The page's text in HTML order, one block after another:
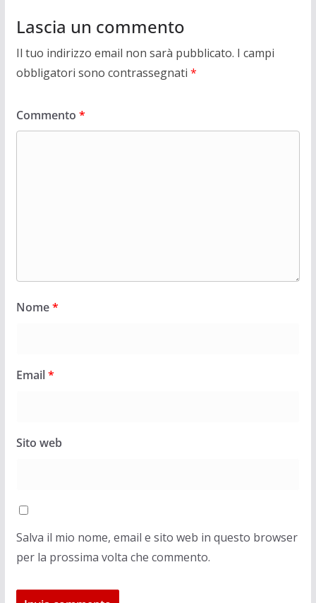
Lascia un commento
Il tuo indirizzo email non sarà pubblicato. I campi
obbligatori sono contrassegnati *
Commento *
Nome*
Email*
Sito web
Salva il mio nome, email e sito web in questo browser
per la prossima volta che commento.